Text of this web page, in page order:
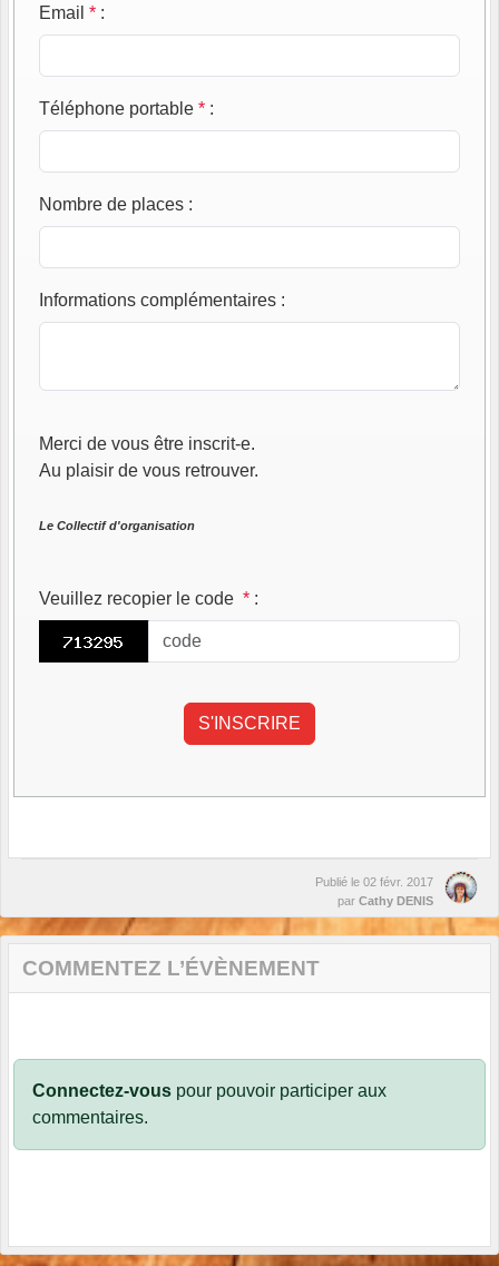
Email * :
Téléphone portable * :
Nombre de places :
Informations complémentaires :
Merci de vous être inscrit-e.
Au plaisir de vous retrouver.
Le Collectif d'organisation
Veuillez recopier le code * :
Publié le 02 févr. 2017
par Cathy DENIS
COMMENTEZ L’ÉVÈNEMENT
Connectez-vous pour pouvoir participer aux
commentaires.